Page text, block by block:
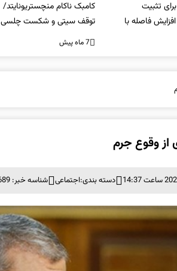
تثبیت
فاصله با
کامبک ناکام منچستریونایتد/
توقف سیتی و شکست چلسی
7 ماه پیش
از وقوع جرم
دسته بندی:اجتماعی شناسه خبر: 5689